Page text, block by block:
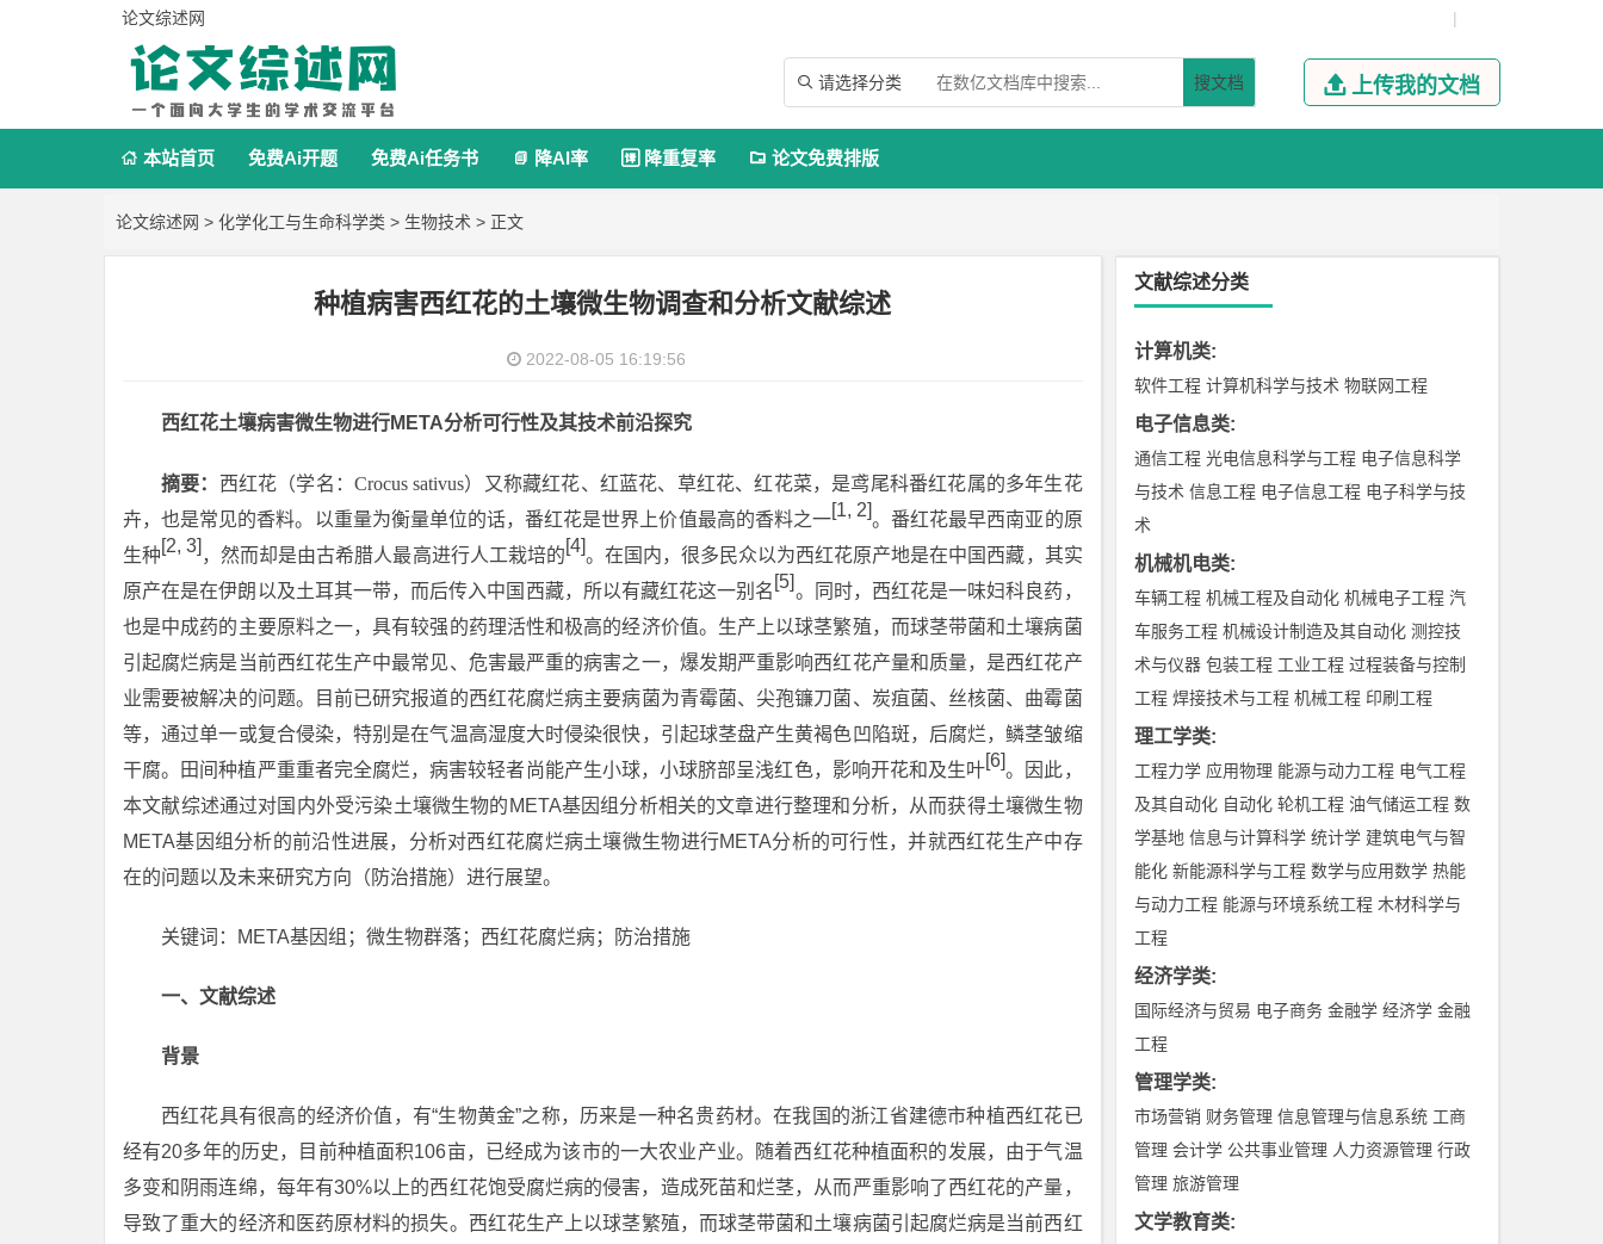
论文综述网 |
 请选择分类 搜文档  上传我的文档
 本站首页 免费Ai开题 免费Ai任务书  降AI率  降重复率  论文免费排版
论文综述网 > 化学化工与生命科学类 > 生物技术 > 正文
种植病害西红花的土壤微生物调查和分析文献综述
2022-08-05 16:19:56
西红花土壤病害微生物进行META分析可行性及其技术前沿探究
摘要： 西红花（学名：Crocus sativus）又称藏红花、红蓝花、草红花、红花菜，是鸢尾科番红花属的多年生花
卉，也是常见的香料。以重量为衡量单位的话，番红花是世界上价值最高的香料之一[1, 2]。番红花最早西南亚的原
生种[2, 3] ，然而却是由古希腊人最高进行人工栽培的[4]。在国内，很多民众以为西红花原产地是在中国西藏，其实
原产在是在伊朗以及土耳其一带，而后传入中国西藏，所以有藏红花这一别名 [5]。同时，西红花是一味妇科良药，
也是中成药的主要原料之一，具有较强的药理活性和极高的经济价值。生产上以球茎繁殖，而球茎带菌和土壤病菌
引起腐烂病是当前西红花生产中最常见、危害最严重的病害之一，爆发期严重影响西红花产量和质量，是西红花产
业需要被解决的问题。目前已研究报道的西红花腐烂病主要病菌为青霉菌、尖孢镰刀菌、炭疽菌、丝核菌、曲霉菌
等，通过单一或复合侵染，特别是在气温高湿度大时侵染很快，引起球茎盘产生黄褐色凹陷斑，后腐烂，鳞茎皱缩
干腐。田间种植严重重者完全腐烂，病害较轻者尚能产生小球，小球脐部呈浅红色，影响开花和及生叶[6]。因此，
本文献综述通过对国内外受污染土壤微生物的META基因组分析相关的文章进行整理和分析，从而获得土壤微生物
META基因组分析的前沿性进展，分析对西红花腐烂病土壤微生物进行META分析的可行性，并就西红花生产中存
在的问题以及未来研究方向（防治措施）进行展望。
关键词：META基因组；微生物群落；西红花腐烂病；防治措施
一、文献综述
背景
西红花具有很高的经济价值，有“生物黄金”之称，历来是一种名贵药材。在我国的浙江省建德市种植西红花已
经有20多年的历史，目前种植面积106亩，已经成为该市的一大农业产业。随着西红花种植面积的发展，由于气温
多变和阴雨连绵，每年有30%以上的西红花饱受腐烂病的侵害，造成死苗和烂茎，从而严重影响了西红花的产量，
导致了重大的经济和医药原材料的损失。西红花生产上以球茎繁殖，而球茎带菌和土壤病菌引起腐烂病是当前西红
文献综述分类
计算机类:
软件工程 计算机科学与技术 物联网工程
电子信息类:
通信工程 光电信息科学与工程 电子信息科学
与技术 信息工程 电子信息工程 电子科学与技
术
机械机电类:
车辆工程 机械工程及自动化 机械电子工程 汽
车服务工程 机械设计制造及其自动化 测控技
术与仪器 包装工程 工业工程 过程装备与控制
工程 焊接技术与工程 机械工程 印刷工程
理工学类:
工程力学 应用物理 能源与动力工程 电气工程
及其自动化 自动化 轮机工程 油气储运工程 数
学基地 信息与计算科学 统计学 建筑电气与智
能化 新能源科学与工程 数学与应用数学 热能
与动力工程 能源与环境系统工程 木材科学与
工程
经济学类:
国际经济与贸易 电子商务 金融学 经济学 金融
工程
管理学类:
市场营销 财务管理 信息管理与信息系统 工商
管理 会计学 公共事业管理 人力资源管理 行政
管理 旅游管理
文学教育类: